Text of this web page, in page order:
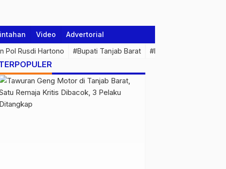
Video Advertorial
Pol Rusdi Hartono #Bupati Tanjab Barat #Pemprov Jambi